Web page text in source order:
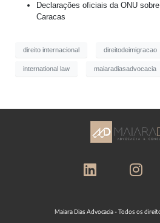
Declarações oficiais da ONU
Caracas
direito internacional direitodeimigracao
international law maiaradiasadvocacia
Maiara Dias Advocacia - Todos os